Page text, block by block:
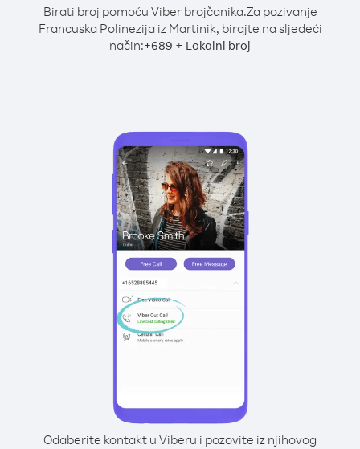
Birati broj pomoću Viber brojčanika.Za pozivanje
Francuska Polinezija iz Martinik, birajte na sljedeći
način:+689 + Lokalni broj
Odaberite kontakt u Viberu i pozovite iz njihovog